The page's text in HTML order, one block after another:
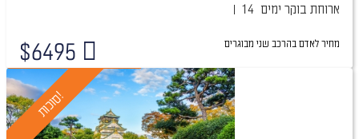
14 ימים ארוחת בוקר
$6495 מחיר לאדם בהרכב שני מבוגרים
ס
ו
כ
ו
ת
!
טיול מובטח